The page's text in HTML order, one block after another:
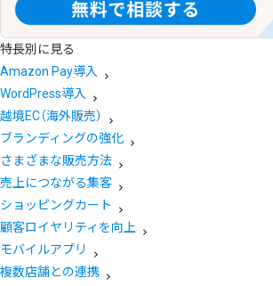
特長別に見る
Amazon Pay導入
WordPress導入
越境EC（海外販売）
ブランディングの強化
さまざまな販売方法
売上につながる集客
ショッピングカート
顧客ロイヤリティを向上
モバイルアプリ
複数店舗との連携